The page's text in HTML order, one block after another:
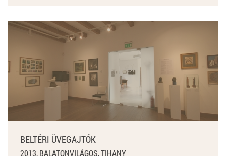
BELTÉRI ÜVEGAJTÓK
2013, BALATONVILÁGOS, TIHANY